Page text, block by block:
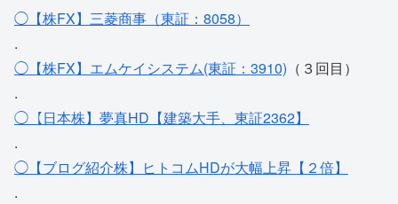
◯【株FX】三菱商事（東証：8058）
.
◯【株FX】エムケイシステム(東証：3910) （３回目）
.
◯【日本株】夢真HD【建築大手、東証2362】
.
◯【ブログ紹介株】ヒトコムHDが大幅上昇【２倍】
.